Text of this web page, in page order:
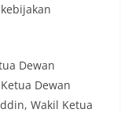
Dewan
Dewan
Wakil Ketua